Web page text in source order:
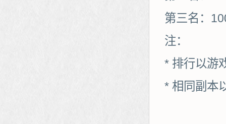
第三名：
注：
* 排行以游
* 相同副本